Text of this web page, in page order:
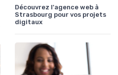
Découvrez l'agence web à
Strasbourg pour vos projets
digitaux